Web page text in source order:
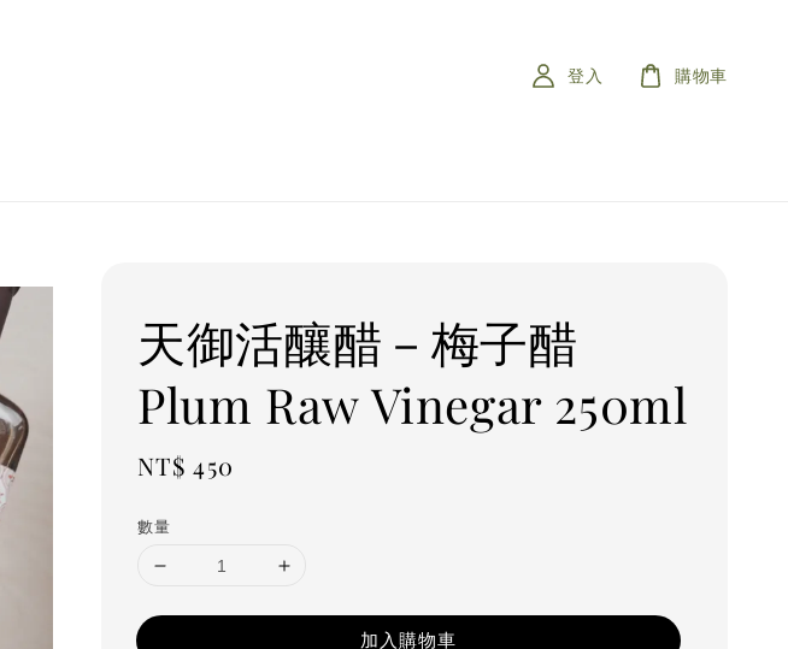
登入 購物車
天御活釀醋－梅子醋
Plum Raw Vinegar 250ml
Regular
NT$ 450
數量
加入購物車